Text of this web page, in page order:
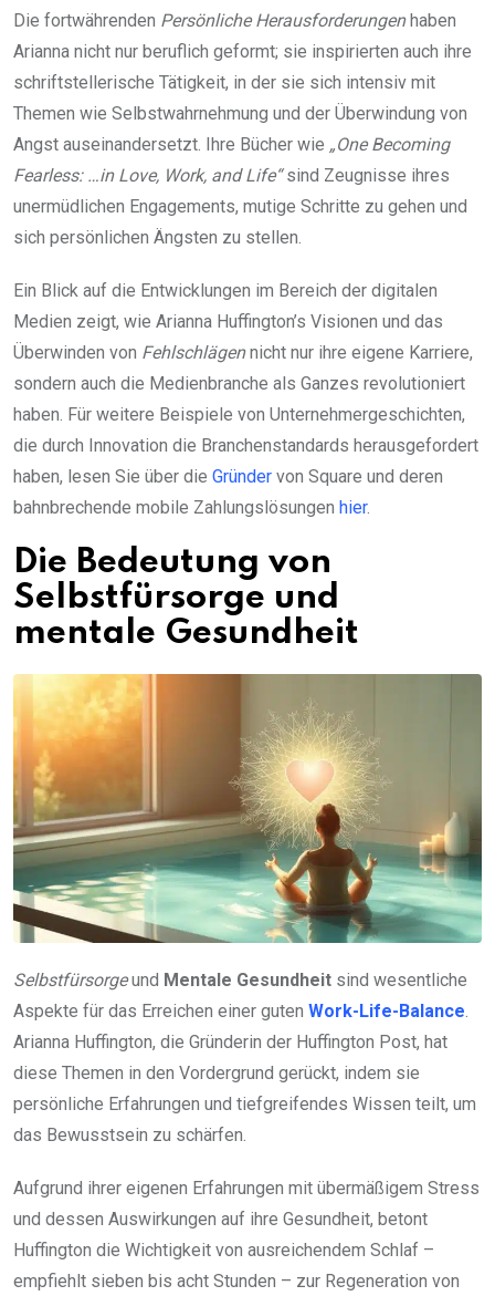
Die fortwährenden Persönliche Herausforderungenhaben
Arianna nicht nur beruflich geformt; sie inspirierten auch ihre
schriftstellerische Tätigkeit, in der sie sich intensiv mit
Themen wie Selbstwahrnehmung und der Überwindung von
Angst auseinandersetzt. Ihre Bücher wie „One Becoming
Fearless: …in Love, Work, and Life“sind Zeugnisse ihres
unermüdlichen Engagements, mutige Schritte zu gehen und
sich persönlichen Ängsten zu stellen.
Ein Blick auf die Entwicklungen im Bereich der digitalen
Medien zeigt, wie Arianna Huffington’s Visionen und das
Überwinden von Fehlschlägennicht nur ihre eigene Karriere,
sondern auch die Medienbranche als Ganzes revolutioniert
haben. Für weitere Beispiele von Unternehmergeschichten,
die durch Innovation die Branchenstandards herausgefordert
haben, lesen Sie über die Gründer von Square und deren
bahnbrechende mobile Zahlungslösungen hier.
Die Bedeutung von
Selbstfürsorge und
mentale Gesundheit
Selbstfürsorgeund Mentale Gesundheit sind wesentliche
Aspekte für das Erreichen einer guten Work-Life-Balance
Arianna Huffington, die Gründerin der Huffington Post, hat
diese Themen in den Vordergrund gerückt, indem sie
persönliche Erfahrungen und tiefgreifendes Wissen teilt, um
das Bewusstsein zu schärfen.
Aufgrund ihrer eigenen Erfahrungen mit übermäßigem Stress
und dessen Auswirkungen auf ihre Gesundheit, betont
Huffington die Wichtigkeit von ausreichendem Schlaf –
empfiehlt sieben bis acht Stunden – zur Regeneration von